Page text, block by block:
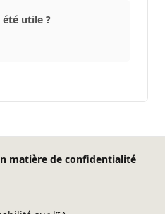
été utile ?
matière de confidentialité